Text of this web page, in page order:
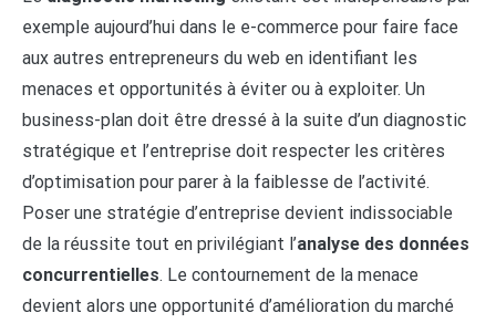
exemple aujourd’hui dans le e-commerce pour faire face
aux autres entrepreneurs du web en identifiant les
menaces et opportunités à éviter ou à exploiter. Un
business-plan doit être dressé à la suite d’un diagnostic
stratégique et l’entreprise doit respecter les critères
d’optimisation pour parer à la faiblesse de l’activité.
Poser une stratégie d’entreprise devient indissociable
de la réussite tout en privilégiant l’analyse des données
concurrentielles. Le contournement de la menace
devient alors une opportunité d’amélioration du marché